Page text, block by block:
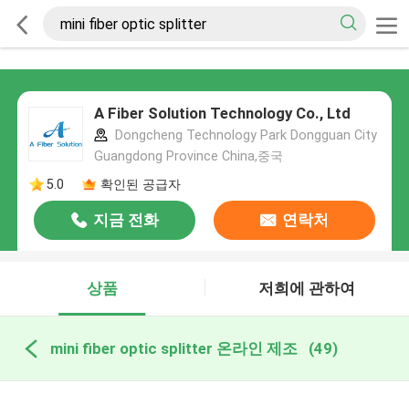
A Fiber Solution Technology Co., Ltd
Dongcheng Technology Park Dongguan City
Guangdong Province China,중국
5.0
확인된 공급자
지금 전화 연락처
상품 저희에 관하여
mini fiber optic splitter 온라인 제조 (49)